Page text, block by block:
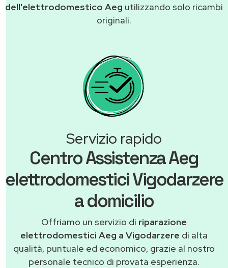
dell'elettrodomestico Aeg utilizzando solo ricambi
originali.
Servizio rapido
Centro Assistenza Aeg
elettrodomestici Vigodarzere
a domicilio
Offriamo un servizio di riparazione
elettrodomestici Aeg a Vigodarzere di alta
qualità, puntuale ed economico, grazie al nostro
personale tecnico di provata esperienza.